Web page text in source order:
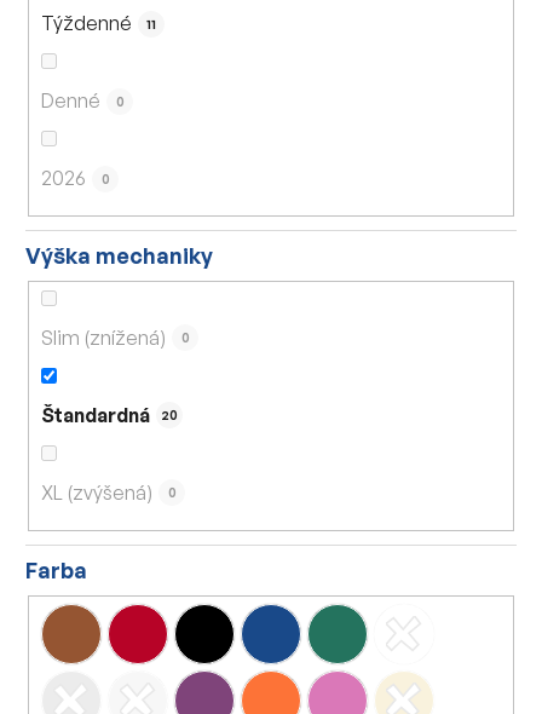
Týždenné 11
Denné 0
2026 0
Výška mechaniky
Slim (znížená) 0
Štandardná 20
XL (zvýšená) 0
Farba